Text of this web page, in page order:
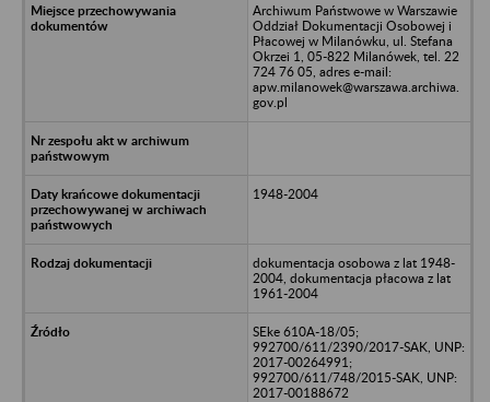
Archiwum Państwowe w Warszawie
Oddział Dokumentacji Osobowej i
Płacowej w Milanówku, ul. Stefana
Okrzei 1, 05-822 Milanówek, tel. 22
724 76 05, adres e-mail:
apw.milanowek@warszawa.archiwa.
gov.pl
1948-2004
dokumentacja osobowa z lat 1948-
2004, dokumentacja płacowa z lat
1961-2004
SEke 610A-18/05;
992700/611/2390/2017-SAK, UNP:
2017-00264991;
992700/611/748/2015-SAK, UNP:
2017-00188672